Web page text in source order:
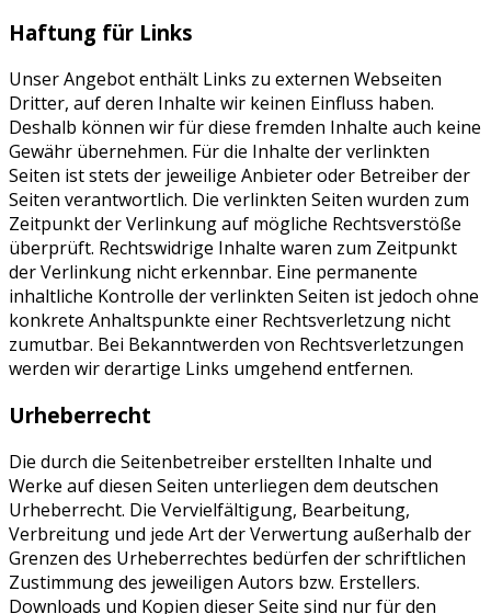
Haftung für Links
Unser Angebot enthält Links zu externen Webseiten
Dritter, auf deren Inhalte wir keinen Einfluss haben.
Deshalb können wir für diese fremden Inhalte auch keine
Gewähr übernehmen. Für die Inhalte der verlinkten
Seiten ist stets der jeweilige Anbieter oder Betreiber der
Seiten verantwortlich. Die verlinkten Seiten wurden zum
Zeitpunkt der Verlinkung auf mögliche Rechtsverstöße
überprüft. Rechtswidrige Inhalte waren zum Zeitpunkt
der Verlinkung nicht erkennbar. Eine permanente
inhaltliche Kontrolle der verlinkten Seiten ist jedoch ohne
konkrete Anhaltspunkte einer Rechtsverletzung nicht
zumutbar. Bei Bekanntwerden von Rechtsverletzungen
werden wir derartige Links umgehend entfernen.
Urheberrecht
Die durch die Seitenbetreiber erstellten Inhalte und
Werke auf diesen Seiten unterliegen dem deutschen
Urheberrecht. Die Vervielfältigung, Bearbeitung,
Verbreitung und jede Art der Verwertung außerhalb der
Grenzen des Urheberrechtes bedürfen der schriftlichen
Zustimmung des jeweiligen Autors bzw. Erstellers.
Downloads und Kopien dieser Seite sind nur für den